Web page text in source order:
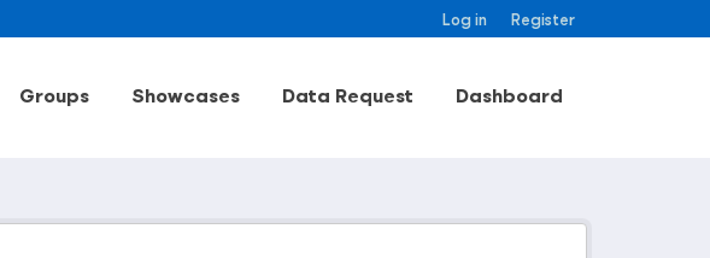
Log in Register
Groups Showcases Data Request Dashboard